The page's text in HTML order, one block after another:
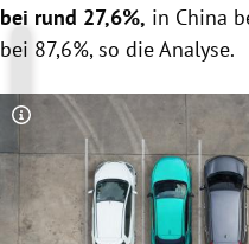
bei rund 27,6%, in China
bei 87,6%, so die Analyse.
Copyright-Hinweis